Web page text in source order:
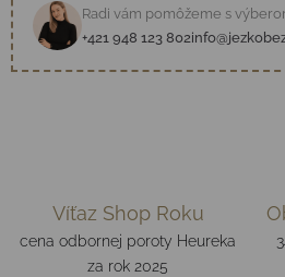
Radi vám pomôžeme s
+421 948 123 802
Víťaz Shop Roku
cena odbornej poroty Heureka
za rok 2025